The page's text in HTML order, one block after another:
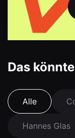
Das
Alle
Hannes Glas